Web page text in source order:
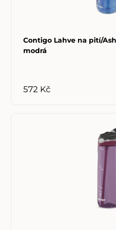
Contigo Lahve na pití/
modrá
572 Kč